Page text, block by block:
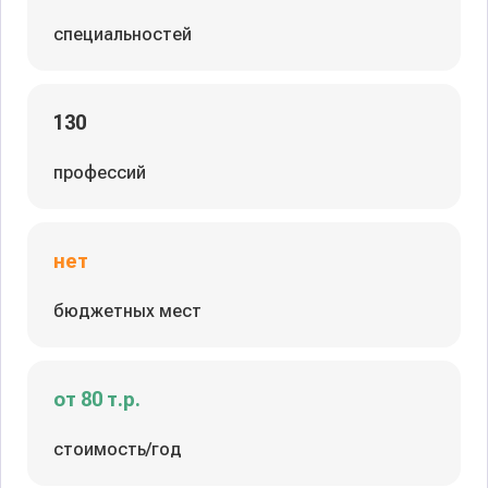
специальностей
130
профессий
нет
бюджетных мест
от 80 т.р.
стоимость/год